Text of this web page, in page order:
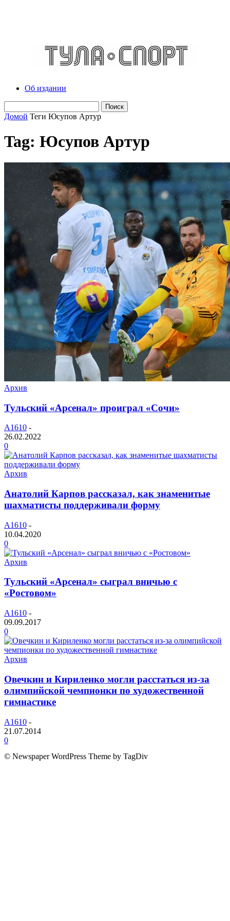
Об издании
Домой Теги Юсупов Артур
Tag: Юсупов Артур
Архив
Тульский «Арсенал» проиграл «Сочи»
A1610 -
26.02.2022
0
Архив
Анатолий Карпов рассказал, как знаменитые
шахматисты поддерживали форму
A1610 -
10.04.2020
0
Архив
Тульский «Арсенал» сыграл вничью с
«Ростовом»
A1610 -
09.09.2017
0
Архив
Овечкин и Кириленко могли расстаться из-за
олимпийской чемпионки по художественной
гимнастике
A1610 -
21.07.2014
0
© Newspaper WordPress Theme by TagDiv